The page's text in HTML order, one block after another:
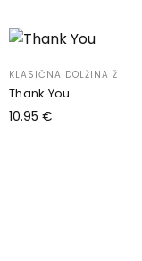
KLASIČNA DOLŽINA Ž
Thank You
10.95 €